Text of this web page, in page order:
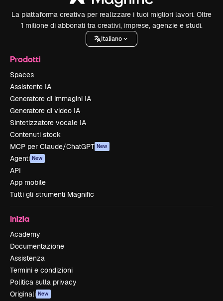
La piattaforma creativa per realizzare i tuoi migliori lavori. Oltre
1 milione di abbonati tra creativi, imprese, agenzie e studi.
Italiano
Prodotti
Spaces
Assistente IA
Generatore di immagini IA
Generatore di video IA
Sintetizzatore vocale IA
Contenuti stock
MCP per Claude/ChatGPT New
Agenti New
API
App mobile
Tutti gli strumenti Magnific
Inizia
Academy
Documentazione
Assistenza
Termini e condizioni
Politica sulla privacy
Originali New